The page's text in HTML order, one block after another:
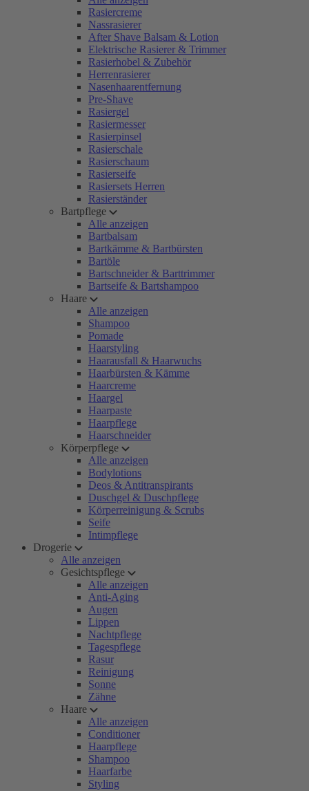
Rasiercreme
Nassrasierer
After Shave Balsam & Lotion
Elektrische Rasierer & Trimmer
Rasierhobel & Zubehör
Herrenrasierer
Nasenhaarentfernung
Pre-Shave
Rasiergel
Rasiermesser
Rasierpinsel
Rasierschale
Rasierschaum
Rasierseife
Rasiersets Herren
Rasierständer
Bartpflege
Alle anzeigen
Bartbalsam
Bartkämme & Bartbürsten
Bartöle
Bartschneider & Barttrimmer
Bartseife & Bartshampoo
Haare
Alle anzeigen
Shampoo
Pomade
Haarstyling
Haarausfall & Haarwuchs
Haarbürsten & Kämme
Haarcreme
Haargel
Haarpaste
Haarpflege
Haarschneider
Körperpflege
Alle anzeigen
Bodylotions
Deos & Antitranspirants
Duschgel & Duschpflege
Körperreinigung & Scrubs
Seife
Intimpflege
Drogerie
Alle anzeigen
Gesichtspflege
Alle anzeigen
Anti-Aging
Augen
Lippen
Nachtpflege
Tagespflege
Rasur
Reinigung
Sonne
Zähne
Haare
Alle anzeigen
Conditioner
Haarpflege
Shampoo
Haarfarbe
Styling